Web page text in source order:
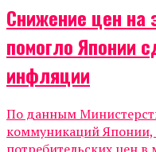
Снижение цен на
помогло Японии
инфляции
По данным
коммуникаций Японии,